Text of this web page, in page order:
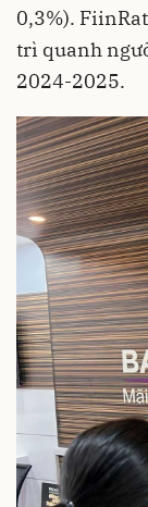
0,3%).
trì quanh
2024-2025.